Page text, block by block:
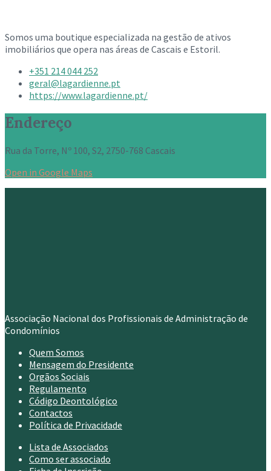
Somos uma boutique especializada na gestão de ativos
imobiliários que opera nas áreas de Cascais e Estoril.
+351 214 044 252
geral@lagardienne.pt
https://www.lagardienne.pt/
Endereço
Rua da Torre, Nº 100, S2, 2750-768 Cascais
Open in Google Maps
Associação Nacional dos Profissionais de Administração de
Condomínios
Quem Somos
Mensagem do Presidente
Orgãos Sociais
Regulamento
Código Deontológico
Contactos
Política de Privacidade
Lista de Associados
Como ser associado